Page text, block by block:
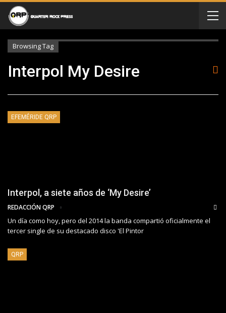
Browsing Tag
Interpol My Desire
EFEMÉRIDE QRP
Interpol, a siete años de ‘My Desire’
REDACCIÓN QRP
Un día como hoy, pero del 2014 la banda compartió oficialmente el
tercer single de su destacado disco 'El Pintor
QRP